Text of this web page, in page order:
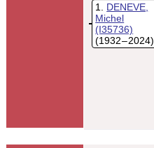
1
DENEVE,
Michel
(I35736)
(1932 – 2024)